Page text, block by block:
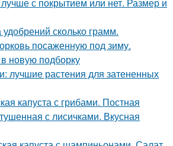
с покрытием или нет. Размер и
сколько грамм.
посаженную под зиму.
новую подборку
лучшие растения для затененных
капуста с грибами. Постная
с лисичками. Вкусная